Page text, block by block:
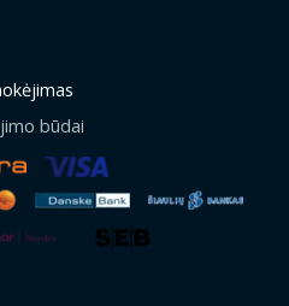
būdai